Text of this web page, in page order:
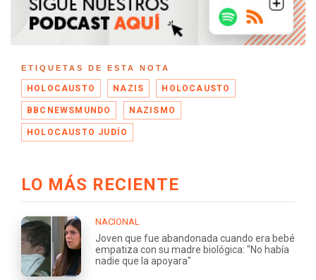
ETIQUETAS DE ESTA NOTA
HOLOCAUSTO NAZIS HOLOCAUSTO
BBCNEWSMUNDO NAZISMO
HOLOCAUSTO JUDÍO
LO MÁS RECIENTE
NACIONAL
Joven que fue abandonada cuando era bebé
empatiza con su madre biológica: "No había
nadie que la apoyara"